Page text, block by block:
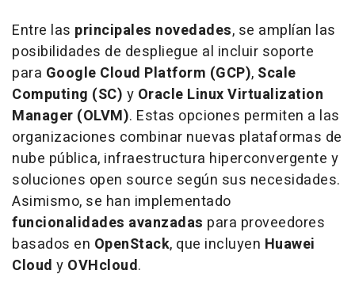
Entre las principales novedades, se amplían las
posibilidades de despliegue al incluir soporte
para Google Cloud Platform (GCP), Scale
Computing (SC) y Oracle Linux Virtualization
Manager (OLVM). Estas opciones permiten a las
organizaciones combinar nuevas plataformas de
nube pública, infraestructura hiperconvergente y
soluciones open source según sus necesidades.
Asimismo, se han implementado
funcionalidades avanzadas para proveedores
basados en OpenStack, que incluyen Huawei
Cloud y OVHcloud.